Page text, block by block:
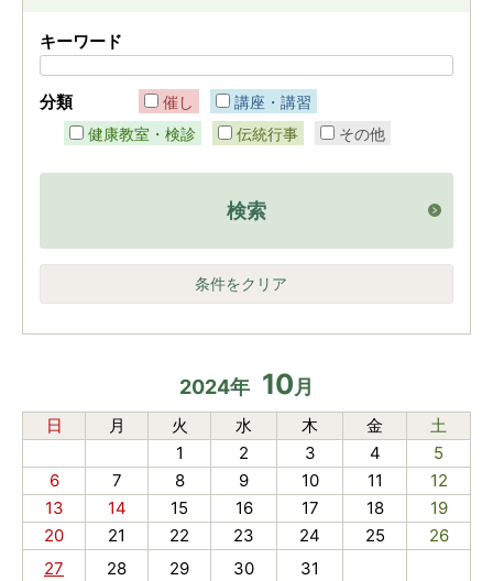
キーワード
分類 催し
講座・講習
健康教室・検診
伝統行事 その他
検索
条件をクリア
2024年 10月
日 月 火 水 木 金
土
1
2 3 4
5
6
7 8 9 10 11
12
13
14 15 16 17 18
19
20
21 22 23 24 25
26
27
28 29 30 31